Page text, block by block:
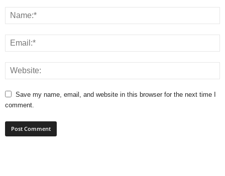
Save my name, email, and website in this browser for the next time I
comment.